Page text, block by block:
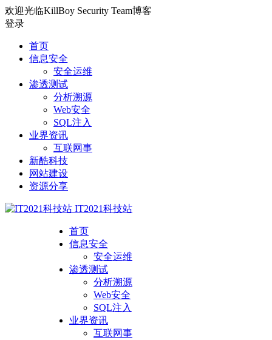
欢迎光临KillBoy Security Team博客
登录
首页
信息安全
安全运维
渗透测试
分析溯源
Web安全
SQL注入
业界资讯
互联网事
新酷科技
网站建设
资源分享
IT2021科技站
首页
信息安全
安全运维
渗透测试
分析溯源
Web安全
SQL注入
业界资讯
互联网事